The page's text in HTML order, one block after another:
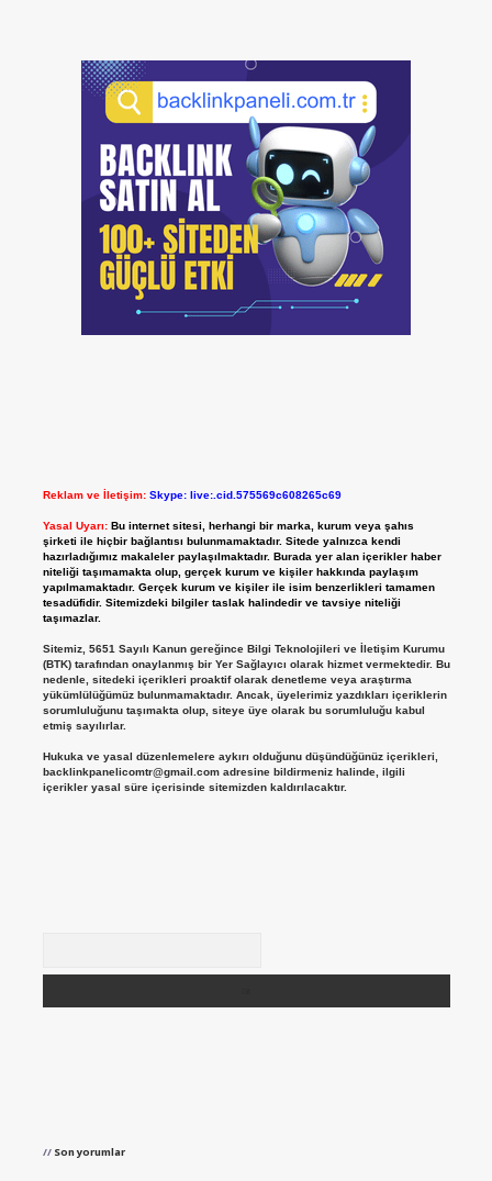
Reklam ve İletişim: Skype: live:.cid.575569c608265c69
Yasal Uyarı: Bu internet sitesi, herhangi bir marka, kurum veya şahıs
şirketi ile hiçbir bağlantısı bulunmamaktadır. Sitede yalnızca kendi
hazırladığımız makaleler paylaşılmaktadır. Burada yer alan içerikler haber
niteliği taşımamakta olup, gerçek kurum ve kişiler hakkında paylaşım
yapılmamaktadır. Gerçek kurum ve kişiler ile isim benzerlikleri tamamen
tesadüfidir. Sitemizdeki bilgiler taslak halindedir ve tavsiye niteliği
taşımazlar.
Sitemiz, 5651 Sayılı Kanun gereğince Bilgi Teknolojileri ve İletişim Kurumu
(BTK) tarafından onaylanmış bir Yer Sağlayıcı olarak hizmet vermektedir. Bu
nedenle, sitedeki içerikleri proaktif olarak denetleme veya araştırma
yükümlülüğümüz bulunmamaktadır. Ancak, üyelerimiz yazdıkları içeriklerin
sorumluluğunu taşımakta olup, siteye üye olarak bu sorumluluğu kabul
etmiş sayılırlar.
Hukuka ve yasal düzenlemelere aykırı olduğunu düşündüğünüz içerikleri,
backlinkpanelicomtr@gmail.comadresine bildirmeniz halinde, ilgili
içerikler yasal süre içerisinde sitemizden kaldırılacaktır.
Son yorumlar